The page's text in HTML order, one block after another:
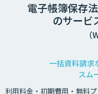
電子帳簿保存
のサービ
一括資料請求
スム
利用料金・初期費用・無料